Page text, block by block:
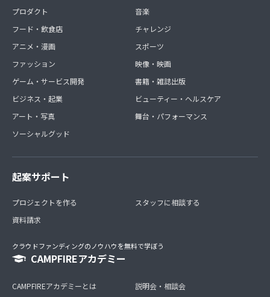
プロダクト
フード・飲食店
アニメ・漫画
ファッション
ゲーム・サービス開発
ビジネス・起業
アート・写真
ソーシャルグッド
音楽
チャレンジ
スポーツ
映像・映画
書籍・雑誌出版
ビューティー・ヘルスケア
舞台・パフォーマンス
起案サポート
プロジェクトを作る
資料請求
スタッフに相談する
クラウドファンディングのノウハウを無料で学ぼう
CAMPFIREアカデミー
CAMPFIREアカデミーとは
説明会・相談会